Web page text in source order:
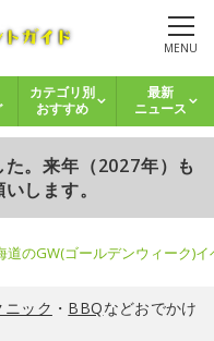
MENU
カテゴリ別
おすすめ
最新
ニュース
。来年（2027年）も
します。
道のGW(ゴールデンウィーク)
ニック ・ BBQなどおでかけ